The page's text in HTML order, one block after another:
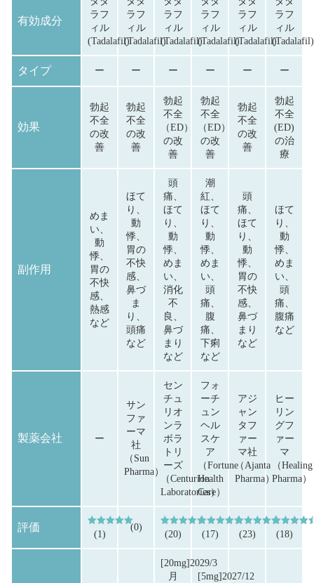
有効成分
ラフ
ィル
(Tadalafil)
ラフ
ィル
(Tadalafil)
ラフ
ィル
(Tadalafil)
ラフ
ィル
(Tadalafil)
ラフ
ィル
(Tadalafil)
ラフ
ィル
(Tadalafil)
タイプ ー ー ー ー ー ー
効果
勃起
不全
の改
善
勃起
不全
の改
善
勃起
不全
（ED）
の改
善
勃起
不全
（ED）
の改
善
勃起
不全
の改
善
勃起
不全
(ED)
の治
療
副作用
めま
い、
動
悸、
胃の
不快
感、
熱感
など
ほて
り、
動
悸、
胃の
不快
感、
鼻づ
ま
り、
頭痛
など
頭
痛、
ほて
り、
動
悸、
めま
い、
消化
不
良、
鼻づ
まり
など
潮
紅、
ほて
り、
動
悸、
めま
い、
頭
痛、
腹
痛、
下痢
など
頭
痛、
ほて
り、
動
悸、
胃の
不快
感、
鼻づ
まり
など
ほて
り、
動
悸、
めま
い、
頭
痛、
腹痛
など
製薬会社 ー
サン
ファ
ーマ
社
（Sun
Pharma）
セン
チュ
リオ
ンラ
ボラ
トリ
ーズ
（Centurion
Laboratories）
フォ
ーチ
ュン
ヘル
スケ
ア
（Fortune
Health
Care）
アジ
ャン
タフ
ァー
マ社
（Ajanta
Pharma）
ヒー
リン
グフ
ァー
マ
（Healing
Pharma）
評価 5段階中 5.00の評価
(1)
(0) 5段階中 4.55の評価
(20) 5段階中 4.53の評価
(17) 5段階中 4.65の評価
(23) 5段階中
(18)
[20mg]2029/3
月
[5mg]2027/12